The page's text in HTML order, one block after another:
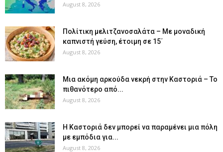
August 8, 2026
Πολίτικη μελιτζανοσαλάτα – Με μοναδική
καπνιστή γεύση, έτοιμη σε 15΄
August 8, 2026
Μια ακόμη αρκούδα νεκρή στην Καστοριά – Το
πιθανότερο από...
August 8, 2026
Η Καστοριά δεν μπορεί να παραμένει μια πόλη
με εμπόδια για...
August 8, 2026